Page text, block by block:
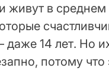
живут в
14 лет. Но
потому